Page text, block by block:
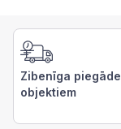
Zibenīga
objektiem